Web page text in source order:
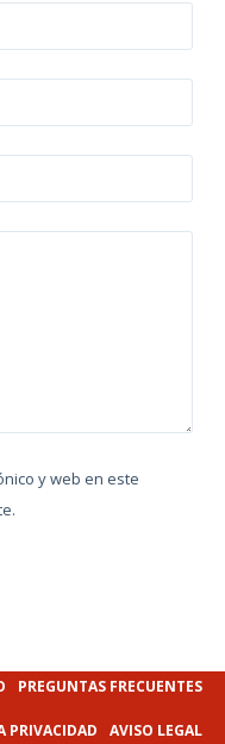
y web en este
PREGUNTAS FRECUENTES
PRIVACIDAD AVISO LEGAL